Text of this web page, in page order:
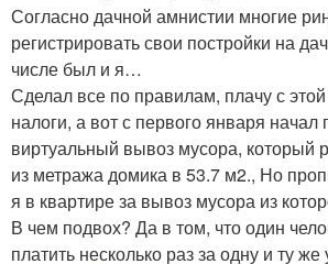
Согласно дачной амнистии многие
регистрировать свои постройки на
числе был и я…
Сделал все по правилам, плачу с
налоги, а вот с первого января начал
виртуальный вывоз мусора, который
из метража домика в 53.7 м2., Но
я в квартире за вывоз мусора из
В чем подвох? Да в том, что один
платить несколько раз за одну и ту же